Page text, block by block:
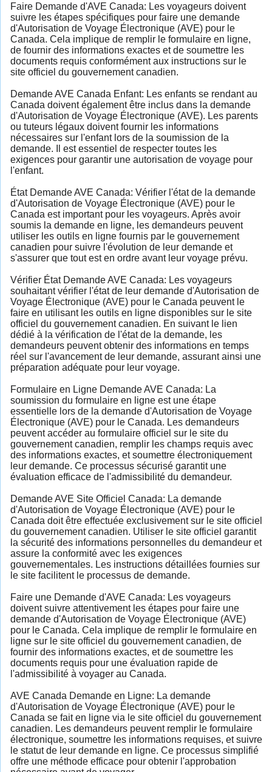
Faire Demande d'AVE Canada: Les voyageurs doivent
suivre les étapes spécifiques pour faire une demande
d'Autorisation de Voyage Électronique (AVE) pour le
Canada. Cela implique de remplir le formulaire en ligne,
de fournir des informations exactes et de soumettre les
documents requis conformément aux instructions sur le
site officiel du gouvernement canadien.
Demande AVE Canada Enfant: Les enfants se rendant au
Canada doivent également être inclus dans la demande
d'Autorisation de Voyage Électronique (AVE). Les parents
ou tuteurs légaux doivent fournir les informations
nécessaires sur l'enfant lors de la soumission de la
demande. Il est essentiel de respecter toutes les
exigences pour garantir une autorisation de voyage pour
l'enfant.
État Demande AVE Canada: Vérifier l'état de la demande
d'Autorisation de Voyage Électronique (AVE) pour le
Canada est important pour les voyageurs. Après avoir
soumis la demande en ligne, les demandeurs peuvent
utiliser les outils en ligne fournis par le gouvernement
canadien pour suivre l'évolution de leur demande et
s'assurer que tout est en ordre avant leur voyage prévu.
Vérifier État Demande AVE Canada: Les voyageurs
souhaitant vérifier l'état de leur demande d'Autorisation de
Voyage Électronique (AVE) pour le Canada peuvent le
faire en utilisant les outils en ligne disponibles sur le site
officiel du gouvernement canadien. En suivant le lien
dédié à la vérification de l'état de la demande, les
demandeurs peuvent obtenir des informations en temps
réel sur l'avancement de leur demande, assurant ainsi une
préparation adéquate pour leur voyage.
Formulaire en Ligne Demande AVE Canada: La
soumission du formulaire en ligne est une étape
essentielle lors de la demande d'Autorisation de Voyage
Électronique (AVE) pour le Canada. Les demandeurs
peuvent accéder au formulaire officiel sur le site du
gouvernement canadien, remplir les champs requis avec
des informations exactes, et soumettre électroniquement
leur demande. Ce processus sécurisé garantit une
évaluation efficace de l'admissibilité du demandeur.
Demande AVE Site Officiel Canada: La demande
d'Autorisation de Voyage Électronique (AVE) pour le
Canada doit être effectuée exclusivement sur le site officiel
du gouvernement canadien. Utiliser le site officiel garantit
la sécurité des informations personnelles du demandeur et
assure la conformité avec les exigences
gouvernementales. Les instructions détaillées fournies sur
le site facilitent le processus de demande.
Faire une Demande d'AVE Canada: Les voyageurs
doivent suivre attentivement les étapes pour faire une
demande d'Autorisation de Voyage Électronique (AVE)
pour le Canada. Cela implique de remplir le formulaire en
ligne sur le site officiel du gouvernement canadien, de
fournir des informations exactes, et de soumettre les
documents requis pour une évaluation rapide de
l'admissibilité à voyager au Canada.
AVE Canada Demande en Ligne: La demande
d'Autorisation de Voyage Électronique (AVE) pour le
Canada se fait en ligne via le site officiel du gouvernement
canadien. Les demandeurs peuvent remplir le formulaire
électronique, soumettre les informations requises, et suivre
le statut de leur demande en ligne. Ce processus simplifié
offre une méthode efficace pour obtenir l'approbation